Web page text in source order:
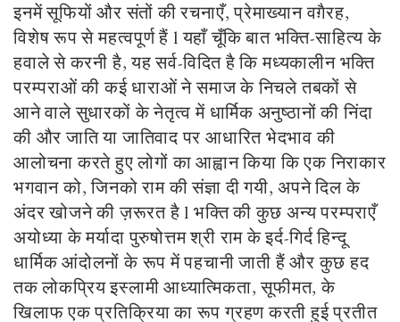
इनमें सूफियों और संतों की रचनाएँ, प्रेमाख्यान वग़ैरह,
विशेष रूप से महत्वपूर्ण हैं l यहाँ चूँकि बात भक्ति-साहित्य के
हवाले से करनी है, यह सर्व-विदित है कि मध्यकालीन भक्ति
परम्पराओं की कई धाराओं ने समाज के निचले तबकों से
आने वाले सुधारकों के नेतृत्व में धार्मिक अनुष्ठानों की निंदा
की और जाति या जातिवाद पर आधारित भेदभाव की
आलोचना करते हुए लोगों का आह्वान किया कि एक निराकार
भगवान को, जिनको राम की संज्ञा दी गयी, अपने दिल के
अंदर खोजने की ज़रूरत है l भक्ति की कुछ अन्य परम्पराएँ
अयोध्या के मर्यादा पुरुषोत्तम श्री राम के इर्द-गिर्द हिन्दू
धार्मिक आंदोलनों के रूप में पहचानी जाती हैं और कुछ हद
तक लोकप्रिय इस्लामी आध्यात्मिकता, सूफीमत, के
खिलाफ एक प्रतिक्रिया का रूप ग्रहण करती हुई प्रतीत